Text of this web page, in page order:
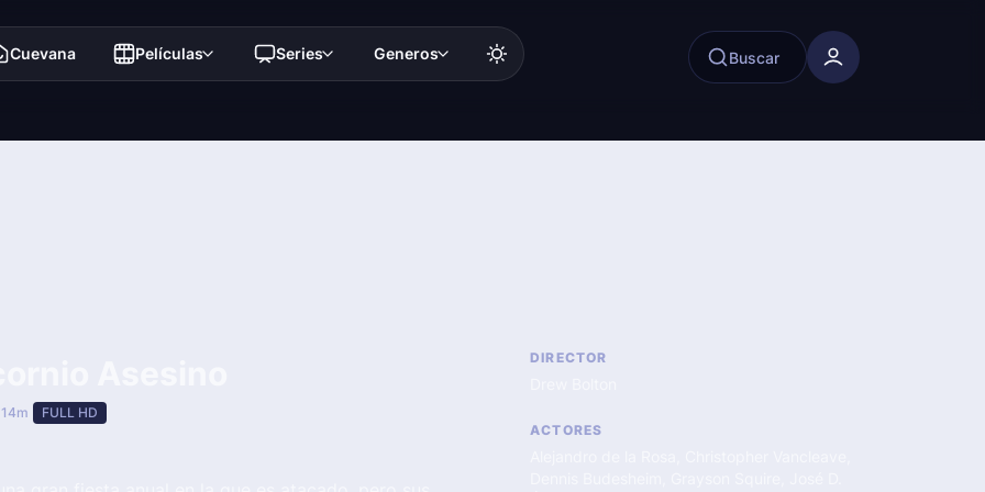
Cuevana Películas Series Generos Buscar
FULL HD
DIRECTOR
ACTORES